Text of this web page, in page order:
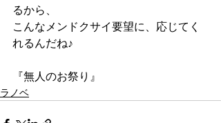
るから、
こんなメンドクサイ要望に、応じてく
れるんだね♪
『無人のお祭り』
ラノベ